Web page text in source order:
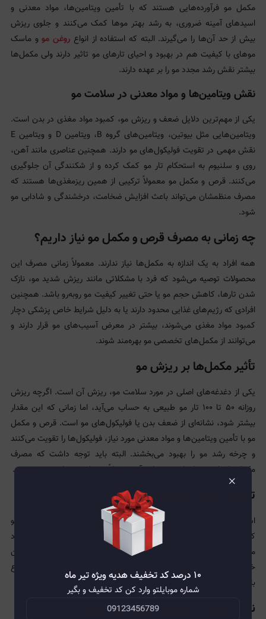
مکمل مو فرآورده‌هایی هستند که با تأمین ویتامین‌ها، مواد معدنی و
اسیدهای آمینه ضروری، به رشد بهتر موها کمک می‌کنند و جلوی ریزش
بیش از حد آن‌ها را می‌گیرند. البته که استفاده از انواع روغن موو ماسک
موهای با کیفیت هم در بهبود و احیای تارهای مو تاثیر دارند ولی مکمل‌ها
بیشتر نقش رشد مجدد مو را بر عهده دارند.
نقش ویتامین‌ها و مواد معدنی در سلامت مو
یکی از مهم‌ترین دلایل ضعف و ریزش مو، کمبود مواد مغذی در بدن است.
ویتامین‌هایی مثل بیوتین، ویتامین‌های گروه B، ویتامین D و ویتامین E
نقش مهمی در تقویت فولیکول‌های مو دارند. همچنین عناصری مانند آهن،
روی و سلنیوم به استحکام تار مو کمک کرده و از شکنندگی آن جلوگیری
می‌کنند. قرص و مکمل مو معمولاً ترکیبی از همین ریزمغذی‌ها هستند که
مصرف منظمشان می‌تواند باعث افزایش ضخامت، درخشندگی و شادابی مو
شود.
چه زمانی به مصرف قرص و مکمل مو نیاز داریم؟
همه افراد به یک اندازه به مکمل‌ها نیاز ندارند. معمولاً زمانی مصرف این
محصولات توصیه می‌شود که فرد با مشکلاتی مانند ریزش شدید مو، نازک
شدن تارها، کاهش حجم مو یا حتی تغییر کیفیت مو روبه‌رو باشد. همچنین
افرادی که رژیم‌های غذایی محدود دارند یا به دلیل شرایط خاص پزشکی دچار
کمبود مواد مغذی می‌شوند، بیشتر در معرض آسیب‌های مو قرار دارند و
می‌توانند از مکمل‌های تخصصی مو بهره‌مند شوند.
تأثیر مکمل‌ها بر ریزش مو
یکی از دغدغه‌های اصلی در مورد سلامت مو، ریزش آن است. اگرچه ریزش
روزانه ۵۰ تا ۱۰۰ تار مو طبیعی به حساب می‌آید، اما زمانی که این مقدار
بیشتر شود، نشانه‌ای از ضعف بدن یا فولیکول‌های مو است. قرص و مکمل
مو با تأمین ویتامین‌ها و مواد معدنی مورد نیاز، فولیکول‌ها را تقویت می‌کنند
و چرخه رشد مو را بهبود می‌بخشند. البته باید توجه داشت که مصرف
مکمل‌ها نیازمند زمان است و نتایج آن معمولاً پس از چند ماه دیده می‌شود.
تقویت مو از داخل بدن
استفاده از
و محصولات مراقبتی خارجی می‌تواند به بهبود ظاهر مو
کمک کند، اما برای داشتن موهای سالم و پرپشت، بدن نیازمند دریافت مواد
مغذی از داخل است. قرص و مکمل مو با رساندن ترکیبات ضروری به جریان
خون و فولیکول‌های مو، از ریشه به درمان مشکلات می‌پردازد. این موضوع
باعث می‌شود نتایج آن پایدارتر و عمیق‌تر از محصولات موضعی باشد.
نکات مهم در مصرف قرص و مکمل مو
×
۱۰ درصد کد تخفیف هدیه ویژه تیر ماه
شماره موبایلتو وارد کن کد تخفیف و بگیر